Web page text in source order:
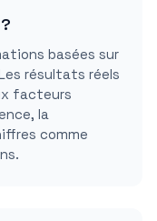
basées sur
résultats réels
facteurs
la
comme